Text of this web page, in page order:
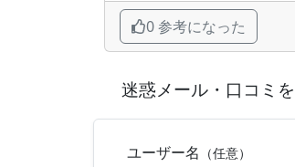
0 参考になった
迷惑メール・口コミ
ユーザー名 （任意）